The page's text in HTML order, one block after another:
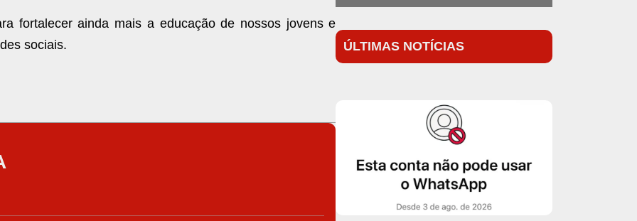
fortalecer ainda mais a educação de nossos jovens e
sociais.
ÚLTIMAS NOTÍCIAS